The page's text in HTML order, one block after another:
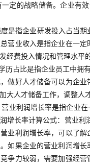
定的战略储备。企业有
是指企业研发投入占当
营业收入是指企业在一
经费投入情况和管理水
历占比是指企业员工中拥
做好人才储备可以为企
大人才储备工作，调整人
营业利润增长率是指企业
增长率计算公式：营业
业利润增长率，可以了
如果企业的营业利润增
争力较弱，需要加强经